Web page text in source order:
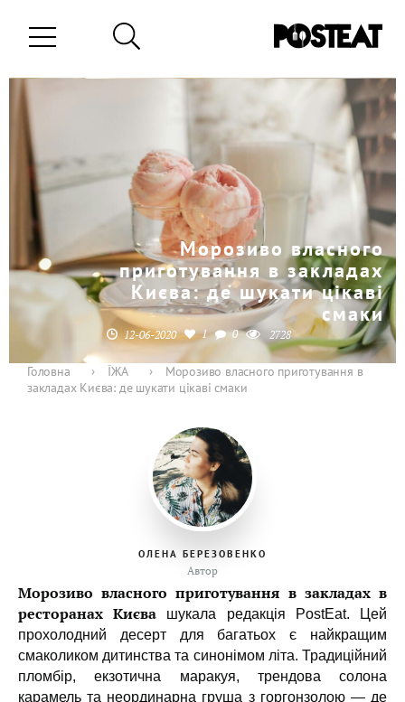
Морозиво власного
приготування в закладах
Києва: де шукати цікаві
смаки
12-06-2020 1 0 2728
Головна › ЇЖА ›
Морозиво власного приготування в
закладах Києва: де шукати цікаві смаки
ОЛЕНА БЕРЕЗОВЕНКО
Автор
Морозиво власного приготування в закладах в
ресторанах Києва шукала редакція PostEat. Цей
прохолодний десерт для багатьох є найкращим
смаколиком дитинства та синонімом літа. Традиційний
пломбір, екзотична маракуя, трендова солона
карамель та неординарна груша з горгонзолою — де